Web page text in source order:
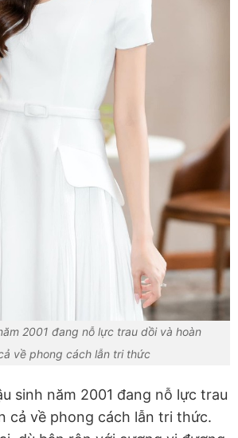
2001 đang nỗ lực trau dồi và hoàn
về phong cách lẫn tri thức
sinh năm 2001 đang nỗ lực trau
cả về phong cách lẫn tri thức.